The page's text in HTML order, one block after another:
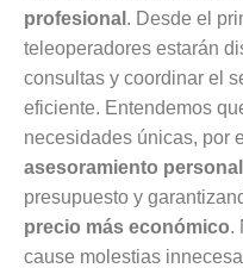
profesional . Desde el
teleoperadores estarán
consultas y coordinar el
eficiente. Entendemos
necesidades únicas, por
asesoramiento
presupuesto y
precio más económico.
cause molestias